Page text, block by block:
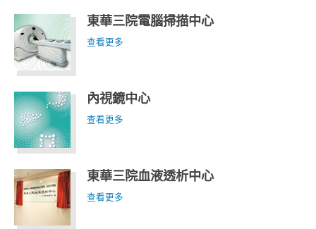
東華三院電腦掃描中心
查看更多
內視鏡中心
查看更多
東華三院血液透析中心
查看更多